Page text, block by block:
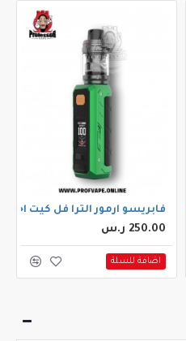
فابريسو ارمور الترا فل كيت اخضر
250.00 ر.س
اضافة للسلة